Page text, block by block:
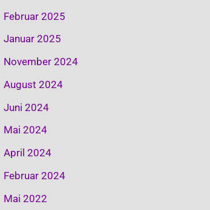
Februar 2025
Januar 2025
November 2024
August 2024
Juni 2024
Mai 2024
April 2024
Februar 2024
Mai 2022